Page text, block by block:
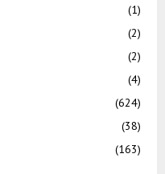
(1)
(2)
(2)
(4)
(624)
(38)
(163)